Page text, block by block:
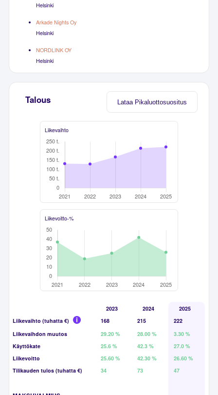
Helsinki
Arkade Nights Oy
Helsinki
NORDLINK OY
Helsinki
Lataa Pikaluottosuositus
Talous
Liikevaihto
Liikevoitto-%
2023 2024
2025
Liikevaihto (tuhatta €)
168 215
222
Liikevaihdon muutos
29.20 % 28.00 %
3.30 %
Käyttökate
25.6 % 42.3 %
27.0 %
Liikevoitto
25.60 % 42.30 %
26.60 %
Tilikauden tulos (tuhatta €)
34 73 47